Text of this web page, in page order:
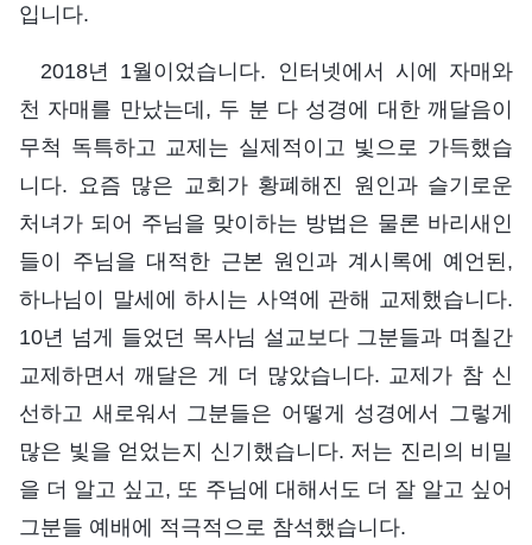
입니다.
2018년 1월이었습니다. 인터넷에서 시에 자매와
천 자매를 만났는데, 두 분 다 성경에 대한 깨달음이
무척 독특하고 교제는 실제적이고 빛으로 가득했습
니다. 요즘 많은 교회가 황폐해진 원인과 슬기로운
처녀가 되어 주님을 맞이하는 방법은 물론 바리새인
들이 주님을 대적한 근본 원인과 계시록에 예언된,
하나님이 말세에 하시는 사역에 관해 교제했습니다.
10년 넘게 들었던 목사님 설교보다 그분들과 며칠간
교제하면서 깨달은 게 더 많았습니다. 교제가 참 신
선하고 새로워서 그분들은 어떻게 성경에서 그렇게
많은 빛을 얻었는지 신기했습니다. 저는 진리의 비밀
을 더 알고 싶고, 또 주님에 대해서도 더 잘 알고 싶어
그분들 예배에 적극적으로 참석했습니다.